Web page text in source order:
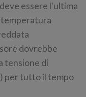
essere l'ultima
temperatura
dovrebbe
tensione di
per tutto il tempo